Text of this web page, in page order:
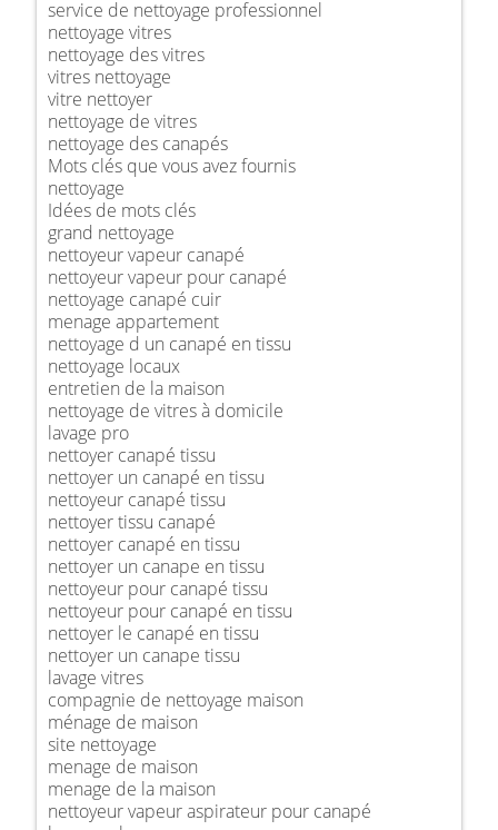
service de nettoyage professionnel
nettoyage vitres
nettoyage des vitres
vitres nettoyage
vitre nettoyer
nettoyage de vitres
nettoyage des canapés
Mots clés que vous avez fournis
nettoyage
Idées de mots clés
grand nettoyage
nettoyeur vapeur canapé
nettoyeur vapeur pour canapé
nettoyage canapé cuir
menage appartement
nettoyage d un canapé en tissu
nettoyage locaux
entretien de la maison
nettoyage de vitres à domicile
lavage pro
nettoyer canapé tissu
nettoyer un canapé en tissu
nettoyeur canapé tissu
nettoyer tissu canapé
nettoyer canapé en tissu
nettoyer un canape en tissu
nettoyeur pour canapé tissu
nettoyeur pour canapé en tissu
nettoyer le canapé en tissu
nettoyer un canape tissu
lavage vitres
compagnie de nettoyage maison
ménage de maison
site nettoyage
menage de maison
menage de la maison
nettoyeur vapeur aspirateur pour canapé